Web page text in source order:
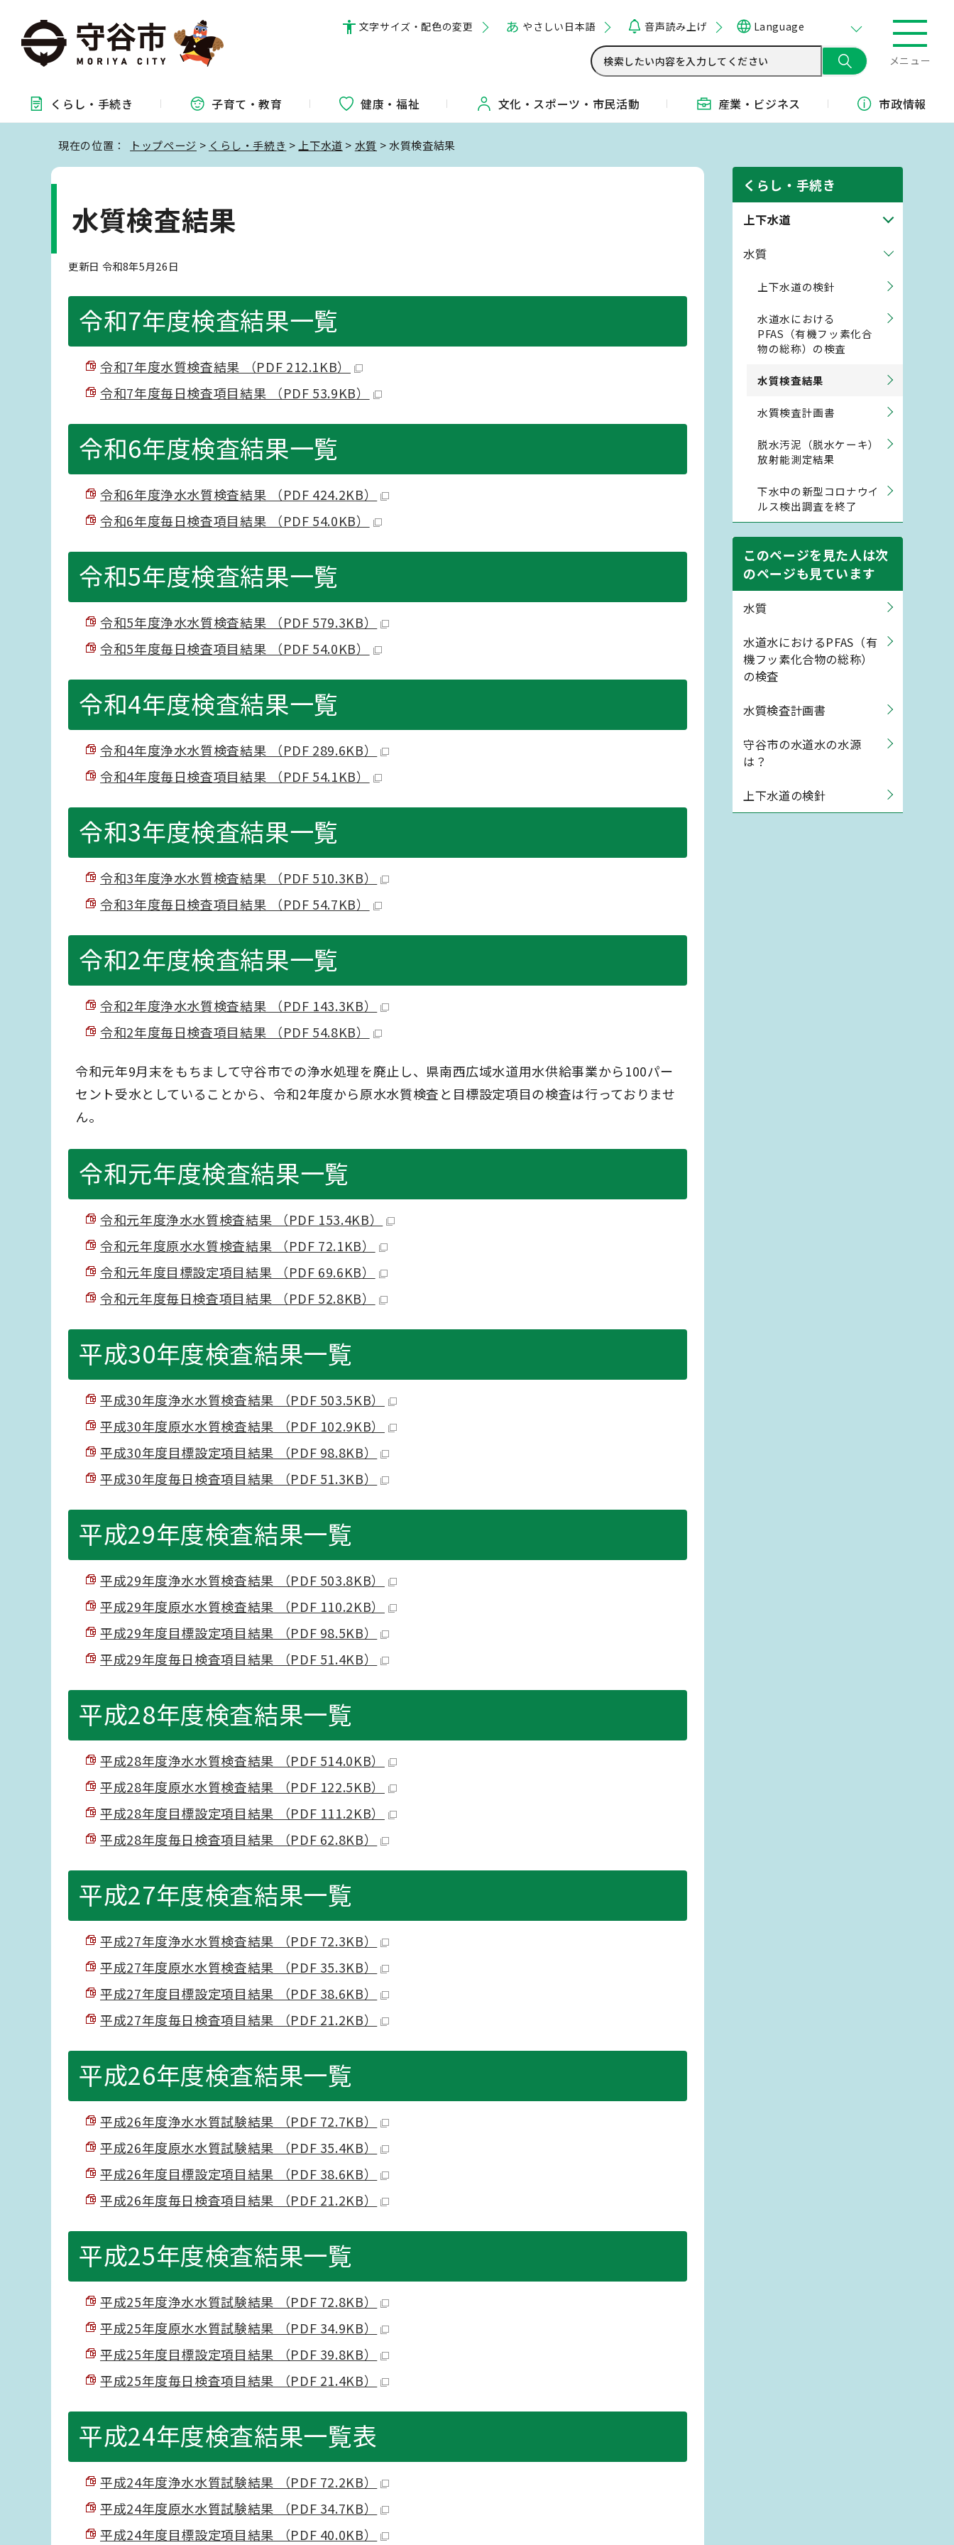
文字サイズ・配色の変更 やさしい日本語 音声読み上げ Language
メニュー
くらし・ 手続き 子育て・教育 健康・福祉 文化・ スポーツ・ 市民活動 産業・ ビジネス 市政情報
現在の位置： トップページ > くらし・手続き > 上下水道 > 水質 > 水質検査結果
水質検査結果
更新日 令和8年5月26日
令和7年度検査結果一覧
令和7年度水質検査結果 （PDF 212.1KB）
令和7年度毎日検査項目結果 （PDF 53.9KB）
令和6年度検査結果一覧
令和6年度浄水水質検査結果 （PDF 424.2KB）
令和6年度毎日検査項目結果 （PDF 54.0KB）
令和5年度検査結果一覧
令和5年度浄水水質検査結果 （PDF 579.3KB）
令和5年度毎日検査項目結果 （PDF 54.0KB）
令和4年度検査結果一覧
令和4年度浄水水質検査結果 （PDF 289.6KB）
令和4年度毎日検査項目結果 （PDF 54.1KB）
令和3年度検査結果一覧
令和3年度浄水水質検査結果 （PDF 510.3KB）
令和3年度毎日検査項目結果 （PDF 54.7KB）
令和2年度検査結果一覧
令和2年度浄水水質検査結果 （PDF 143.3KB）
令和2年度毎日検査項目結果 （PDF 54.8KB）
令和元年9月末をもちまして守谷市での浄水処理を廃止し、県南西広域水道用水供給事業から100パー
セント受水としていることから、令和2年度から原水水質検査と目標設定項目の検査は行っておりませ
ん。
令和元年度検査結果一覧
令和元年度浄水水質検査結果 （PDF 153.4KB）
令和元年度原水水質検査結果 （PDF 72.1KB）
令和元年度目標設定項目結果 （PDF 69.6KB）
令和元年度毎日検査項目結果 （PDF 52.8KB）
平成30年度検査結果一覧
平成30年度浄水水質検査結果 （PDF 503.5KB）
平成30年度原水水質検査結果 （PDF 102.9KB）
平成30年度目標設定項目結果 （PDF 98.8KB）
平成30年度毎日検査項目結果 （PDF 51.3KB）
平成29年度検査結果一覧
平成29年度浄水水質検査結果 （PDF 503.8KB）
平成29年度原水水質検査結果 （PDF 110.2KB）
平成29年度目標設定項目結果 （PDF 98.5KB）
平成29年度毎日検査項目結果 （PDF 51.4KB）
平成28年度検査結果一覧
平成28年度浄水水質検査結果 （PDF 514.0KB）
平成28年度原水水質検査結果 （PDF 122.5KB）
平成28年度目標設定項目結果 （PDF 111.2KB）
平成28年度毎日検査項目結果 （PDF 62.8KB）
平成27年度検査結果一覧
平成27年度浄水水質検査結果 （PDF 72.3KB）
平成27年度原水水質検査結果 （PDF 35.3KB）
平成27年度目標設定項目結果 （PDF 38.6KB）
平成27年度毎日検査項目結果 （PDF 21.2KB）
平成26年度検査結果一覧
平成26年度浄水水質試験結果 （PDF 72.7KB）
平成26年度原水水質試験結果 （PDF 35.4KB）
平成26年度目標設定項目結果 （PDF 38.6KB）
平成26年度毎日検査項目結果 （PDF 21.2KB）
平成25年度検査結果一覧
平成25年度浄水水質試験結果 （PDF 72.8KB）
平成25年度原水水質試験結果 （PDF 34.9KB）
平成25年度目標設定項目結果 （PDF 39.8KB）
平成25年度毎日検査項目結果 （PDF 21.4KB）
平成24年度検査結果一覧表
平成24年度浄水水質試験結果 （PDF 72.2KB）
平成24年度原水水質試験結果 （PDF 34.7KB）
平成24年度目標設定項目結果 （PDF 40.0KB）
くらし・手続き
上下水道
水質
上下水道の検針
水道水における
PFAS（有機フッ素化合
物の総称）の検査
水質検査結果
水質検査計画書
脱水汚泥（脱水ケーキ）
放射能測定結果
下水中の新型コロナウイ
ルス検出調査を終了
このページを見た人は次
のページも見ています
水質
水道水におけるPFAS（有
機フッ素化合物の総称）
の検査
水質検査計画書
守谷市の水道水の水源
は？
上下水道の検針